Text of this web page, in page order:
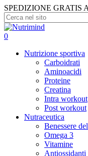
Skip
to
main
content
SPEDIZIONE GRATIS
Close
Search
search
account
0
Nutrizione sportiva
Carboidrati
Aminoacidi
Proteine
Creatina
Intra workout
Post workout
Nutraceutica
Benessere
Omega 3
Vitamine
Antiossidanti